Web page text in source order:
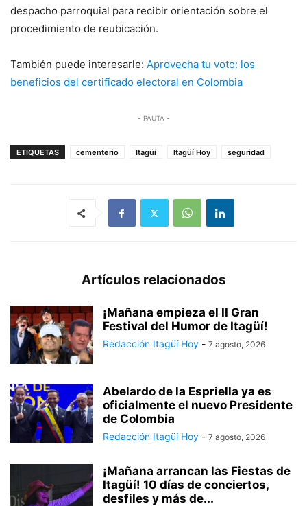
despacho parroquial para recibir orientación sobre el
procedimiento de reubicación.
También puede interesarle: Aprovecha tu voto: los
beneficios del certificado electoral en Colombia
- PAUTA -
ETIQUETAS cementerio Itagüí Itagüí Hoy seguridad
Artículos relacionados
¡Mañana empieza el II Gran
Festival del Humor de Itagüí!
Redacción Itagüí Hoy - 7 agosto, 2026
Abelardo de la Espriella ya es
oficialmente el nuevo Presidente
de Colombia
Redacción Itagüí Hoy - 7 agosto, 2026
¡Mañana arrancan las Fiestas de
Itagüí! 10 días de conciertos,
desfiles y más de...